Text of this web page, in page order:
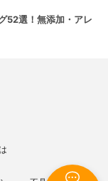
52選！無添加・アレ